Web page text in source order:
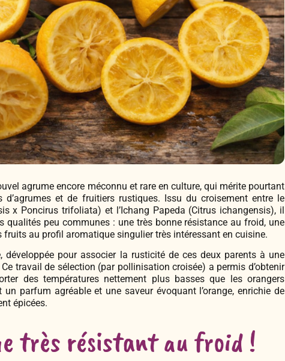
agrume encore méconnu et rare en culture, qui mérite pourtant
d’agrumes et de fruitiers rustiques. Issu du croisement entre le
x Poncirus trifoliata) et l’Ichang Papeda (Citrus ichangensis), il
qualités peu communes : une très bonne résistance au froid, une
fruits au profil aromatique singulier très intéressant en cuisine.
développée pour associer la rusticité de ces deux parents à une
travail de sélection (par pollinisation croisée) a permis d’obtenir
des températures nettement plus basses que les orangers
parfum agréable et une saveur évoquant l’orange, enrichie de
épicées.
très résistant au froid !